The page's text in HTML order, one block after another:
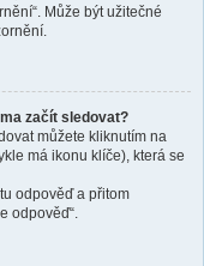
Může být užitečné
začít sledovat?
můžete kliknutím na
má ikonu klíče), která se
odpověď a přitom
odpověď“.